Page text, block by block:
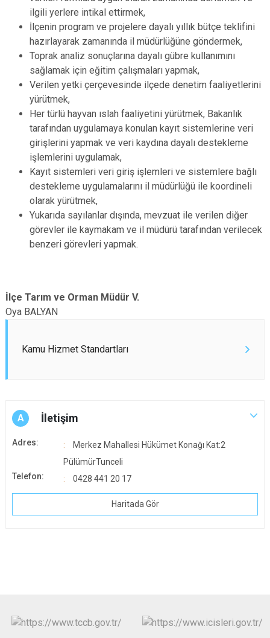
ilgili yerlere intikal ettirmek,
İlçenin program ve projelere dayalı yıllık bütçe teklifini
hazırlayarak zamanında il müdürlüğüne göndermek,
Toprak analiz sonuçlarına dayalı gübre kullanımını
sağlamak için eğitim çalışmaları yapmak,
Verilen yetki çerçevesinde ilçede denetim faaliyetlerini
yürütmek,
Her türlü hayvan ıslah faaliyetini yürütmek, Bakanlık
tarafından uygulamaya konulan kayıt sistemlerine veri
girişlerini yapmak ve veri kaydına dayalı destekleme
işlemlerini uygulamak,
Kayıt sistemleri veri giriş işlemleri ve sistemlere bağlı
destekleme uygulamalarını il müdürlüğü ile koordineli
olarak yürütmek,
Yukarıda sayılanlar dışında, mevzuat ile verilen diğer
görevler ile kaymakam ve il müdürü tarafından verilecek
benzeri görevleri yapmak.
İlçe Tarım ve Orman Müdür V.
Oya BALYAN
Kamu Hizmet Standartları
A İletişim
Adres:
Merkez Mahallesi Hükümet Konağı Kat:2
PülümürTunceli
Telefon:
0428 441 20 17
Haritada Gör